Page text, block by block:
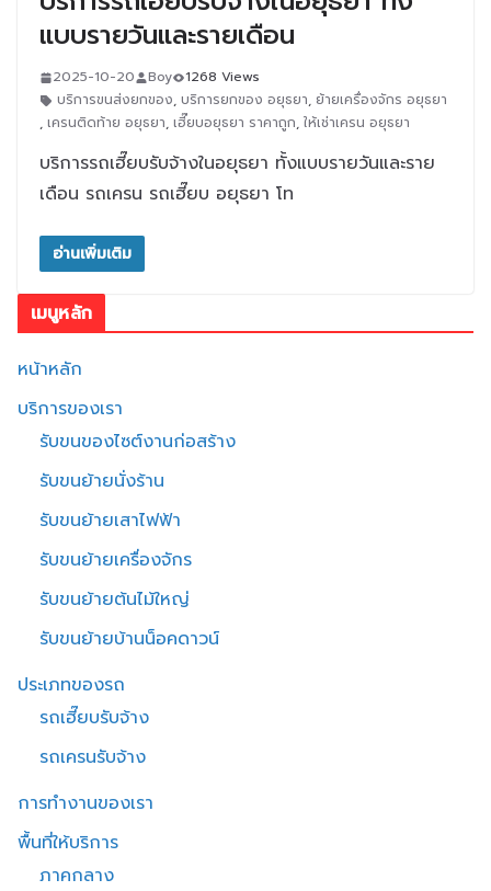
แบบรายวันและรายเดือน
2025-10-20 Boy
1268 Views
บริการขนส่งยกของ, บริการยกของ อยุธยา, ย้ายเครื่องจักร อยุธยา
, เครนติดท้าย อยุธยา, เฮี๊ยบอยุธยา ราคาถูก, ให้เช่าเครน อยุธยา
บริการรถเฮี๊ยบรับจ้างในอยุธยา ทั้งแบบรายวันและราย
เดือน รถเครน รถเฮี๊ยบ อยุธยา โท
อ่านเพิ่มเติม
เมนูหลัก
หน้าหลัก
บริการของเรา
รับขนของไซต์งานก่อสร้าง
รับขนย้ายนั่งร้าน
รับขนย้ายเสาไฟฟ้า
รับขนย้ายเครื่องจักร
รับขนย้ายต้นไม้ใหญ่
รับขนย้ายบ้านน็อคดาวน์
ประเภทของรถ
รถเฮี๊ยบรับจ้าง
รถเครนรับจ้าง
การทำงานของเรา
พื้นที่ให้บริการ
ภาคกลาง